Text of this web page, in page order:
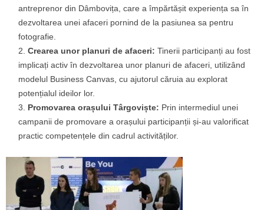
antreprenor din Dâmbovița, care a împărtășit experiența sa în
dezvoltarea unei afaceri pornind de la pasiunea sa pentru
fotografie.
Crearea unor planuri de afaceri: Tinerii participanți au fost
implicați activ în dezvoltarea unor planuri de afaceri, utilizând
modelul Business Canvas, cu ajutorul căruia au explorat
potențialul ideilor lor.
Promovarea orașului Târgoviște: Prin intermediul unei
campanii de promovare a orașului participanții și-au valorificat
practic competențele din cadrul activităților.